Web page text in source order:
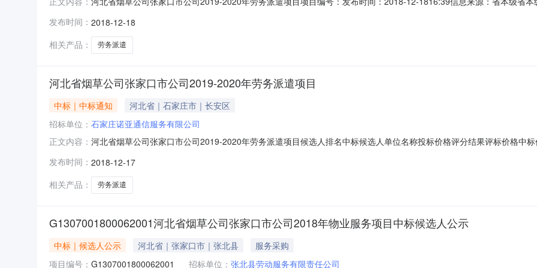
4090000元人民币77.274090000元人民币4090000元人民币按照中标后与甲方签订的合同交付---2石家庄诺亚通信服务
发布时间： 2018-12-18
相关产品：
劳务派遣
河北省烟草公司张家口市公司2019-2020年劳务派遣项目
中标｜中标通知
河北省｜石家庄市｜长安区
招标单位： 石家庄诺亚通信服务有限公司
正文内容： 河北省烟草公司张家口市公司2019-2020年劳务派遣项目候选人排名中标候选人单位名称投标价格评分结果评标价格中
元人民币4010788.99元人民币按照中标后与甲方签订的合同交付---3张北县劳动服务有限责任公司4080000元人民币
发布时间： 2018-12-17
相关产品：
劳务派遣
G1307001800062001河北省烟草公司张家口市公司2018年物业服务项目中标候选人公示
中标｜候选人公示 河北省｜张家口市｜张北县
服务采购
项目编号： G1307001800062001 招标单位： 张北县劳动服务有限责任公司